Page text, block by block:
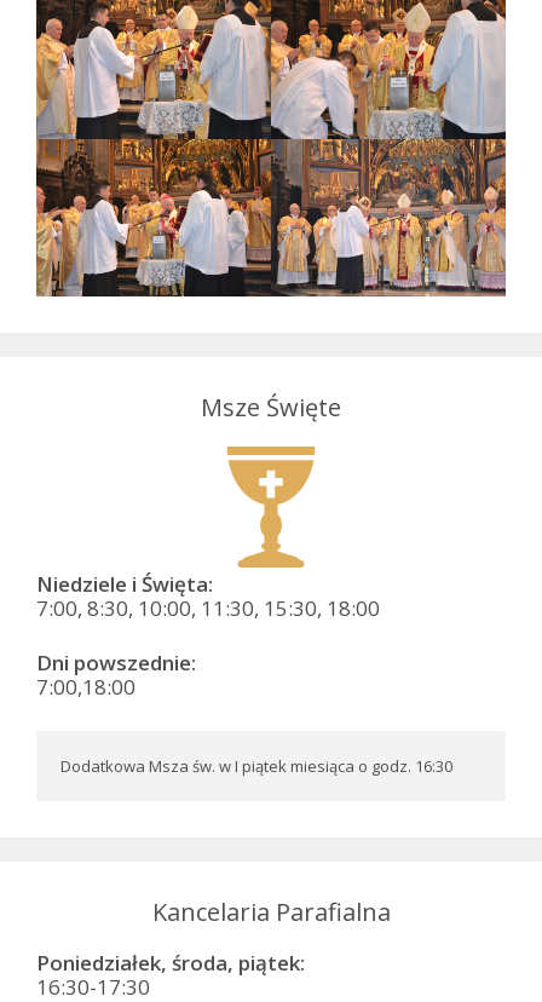
Msze Święte
Niedziele i Święta:
7:00, 8:30, 10:00, 11:30, 15:30, 18:00
Dni powszednie:
7:00,18:00
Dodatkowa Msza św. w I piątek miesiąca o godz. 16:30
Kancelaria Parafialna
Poniedziałek, środa, piątek:
16:30-17:30